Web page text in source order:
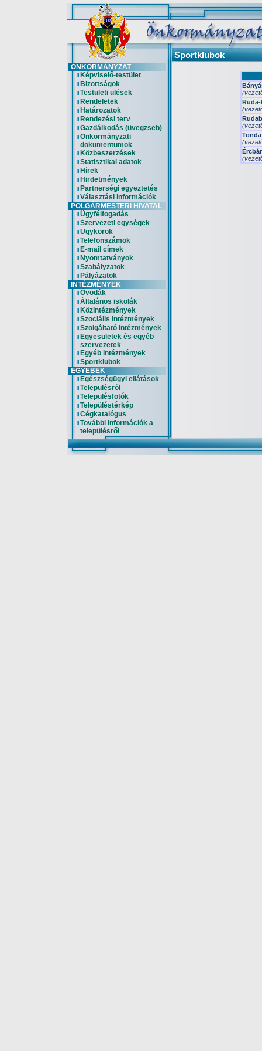
Sportklubok
ÖNKORMÁNYZAT
Képviselő-testület
Bizottságok
Testületi ülések
Rendeletek
Határozatok
Rendezési terv
Gazdálkodás (üvegzseb)
Önkormányzati
dokumentumok
Közbeszerzések
Statisztikai adatok
Hírek
Hirdetmények
Partnerségi egyeztetés
Választási információk
POLGÁRMESTERI HIVATAL
Ügyfélfogadás
Szervezeti egységek
Ügykörök
Telefonszámok
E-mail címek
Nyomtatványok
Szabályzatok
Pályázatok
INTÉZMÉNYEK
Óvodák
Általános iskolák
Közintézmények
Szociális intézmények
Szolgáltató intézmények
Egyesületek és egyéb
szervezetek
Egyéb intézmények
Sportklubok
EGYEBEK
Egészségügyi ellátások
Településről
Településfotók
Településtérkép
Cégkatalógus
További információk a
településről